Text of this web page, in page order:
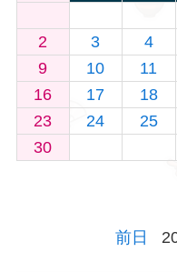
2
3 4
9
10 11
16
17 18
23
24 25
30
前日